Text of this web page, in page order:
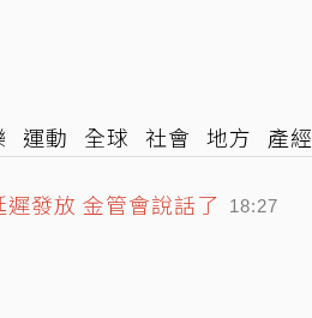
運動 全球 社會 地方 產經
發放 金管會說話了 18:27